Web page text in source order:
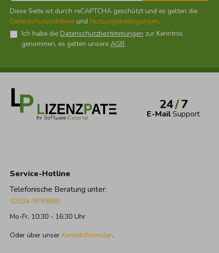
Diese Seite ist durch reCAPTCHA geschützt und es gelten die
Datenschutzrichtlinie und Nutzungsbedingungen.
Ich habe die Datenschutzbestimmungen zur Kenntnis
genommen, es gelten unsere AGB.
24/7
E-MailSupport
Service-Hotline
Telefonische Beratung unter:
02534-9799888
Mo-Fr, 10:30 - 16:30 Uhr
Oder über unser Kontaktformular.